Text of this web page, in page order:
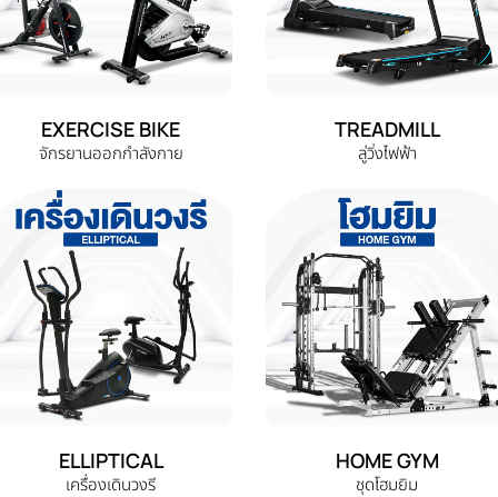
EXERCISE BIKE
จักรยานออกกำลังกาย
TREADMILL
ลู่วิ่งไฟฟ้า
ELLIPTICAL
เครื่องเดินวงรี
HOME GYM
ชุดโฮมยิม